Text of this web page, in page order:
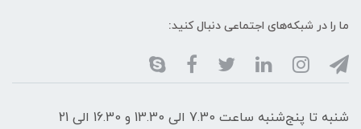
ما را در شبکه‌های اجتماعی دنبال کنید:
شنبه تا پنج‌شنبه ساعت 7.30 الی 13.30 و 16.30 الی 21